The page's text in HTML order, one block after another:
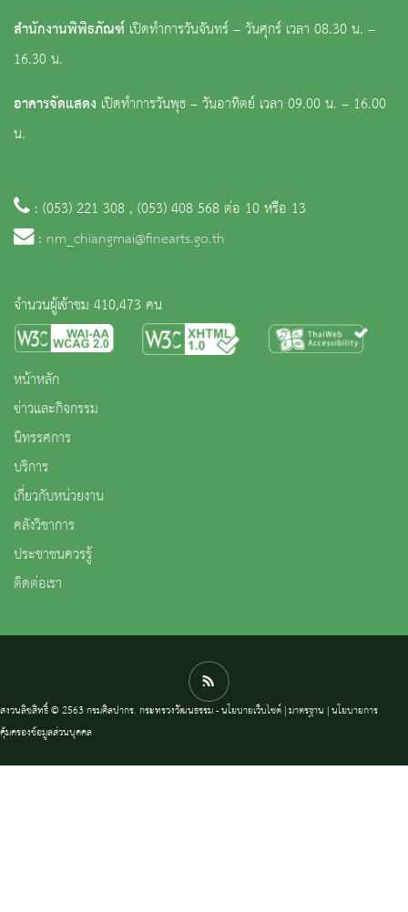
สำนักงานพิพิธภัณฑ์ เปิดทำการวันจันทร์ – วันศุกร์ เวลา 08.30 น. –
16.30 น.
อาคารจัดแสดง เปิดทำการวันพุธ – วันอาทิตย์ เวลา 09.00 น. – 16.00
น.
: (053) 221 308 , (053) 408 568 ต่อ 10 หรือ 13
: nm_chiangmai@finearts.go.th
จำนวนผู้เข้าชม 410,473 คน
หน้าหลัก
ข่าวและกิจกรรม
นิทรรศการ
บริการ
เกี่ยวกับหน่วยงาน
คลังวิชาการ
ประชาชนควรรู้
ติดต่อเรา
สงวนลิขสิทธิ์ © 2563 กรมศิลปากร. กระทรวงวัฒนธรรม -นโยบายเว็บไซต์|มาตรฐาน |นโยบายการ
คุ้มครองข้อมูลส่วนบุคคล